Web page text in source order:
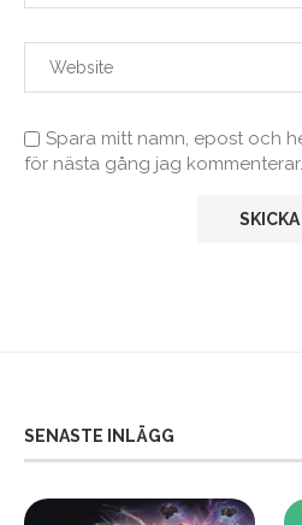
Spara mitt namn, epost och
för nästa gång jag kommenterar.
SENASTE INLÄGG